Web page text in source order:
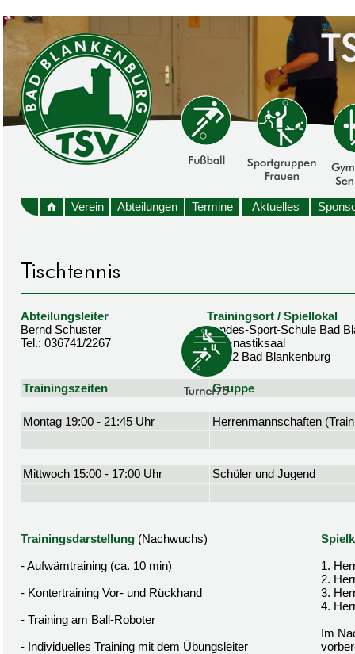
Verein Abteilungen Termine Aktuelles
Abteilungsleiter
Bernd Schuster
Tel.: 036741/2267
Trainingsort / Spiellokal
Landes-Sport-Schule Bad
Gymnastiksaal
07422 Bad Blankenburg
Trainingszeiten Gruppe
Montag 19:00 - 21:45 Uhr Herrenmannschaften
Mittwoch 15:00 - 17:00 Uhr Schüler und Jugend
Trainingsdarstellung (Nachwuchs)
- Aufwämtraining (ca. 10 min)
- Kontertraining Vor- und Rückhand
- Training am Ball-Roboter
- Individuelles Training mit dem Übungsleiter
1.
2.
3.
4.
Im